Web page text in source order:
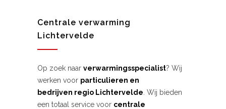
Centrale verwarming
Lichtervelde
Op zoek naar verwarmingsspecialist? Wij
werken voor particulieren en
bedrijven regio Lichtervelde . Wij bieden
een totaal service voor centrale